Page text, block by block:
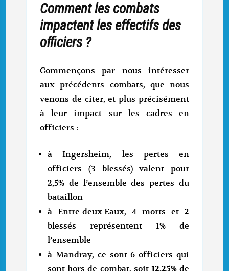
Comment les combats
impactent les effectifs des
officiers ?
Commençons par nous intéresser
aux précédents combats, que nous
venons de citer, et plus précisément
à leur impact sur les cadres en
officiers :
à Ingersheim, les pertes en
officiers (3 blessés) valent pour
2,5% de l’ensemble des pertes du
bataillon
à Entre-deux-Eaux, 4 morts et 2
blessés représentent 1% de
l’ensemble
à Mandray, ce sont 6 officiers qui